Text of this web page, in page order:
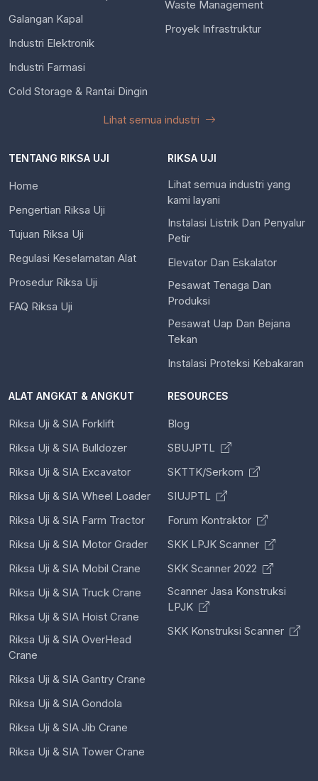
Galangan Kapal
Industri Elektronik
Industri Farmasi
Cold Storage & Rantai Dingin
Waste Management
Proyek Infrastruktur
Lihat semua industri
TENTANG RIKSA UJI
Home
Pengertian Riksa Uji
Tujuan Riksa Uji
Regulasi Keselamatan Alat
Prosedur Riksa Uji
FAQ Riksa Uji
RIKSA UJI
Lihat semua industri yang
kami layani
Instalasi Listrik Dan Penyalur
Petir
Elevator Dan Eskalator
Pesawat Tenaga Dan
Produksi
Pesawat Uap Dan Bejana
Tekan
Instalasi Proteksi Kebakaran
ALAT ANGKAT & ANGKUT
Riksa Uji & SIA Forklift
Riksa Uji & SIA Bulldozer
Riksa Uji & SIA Excavator
Riksa Uji & SIA Wheel Loader
Riksa Uji & SIA Farm Tractor
Riksa Uji & SIA Motor Grader
Riksa Uji & SIA Mobil Crane
Riksa Uji & SIA Truck Crane
Riksa Uji & SIA Hoist Crane
Riksa Uji & SIA OverHead
Crane
Riksa Uji & SIA Gantry Crane
Riksa Uji & SIA Gondola
Riksa Uji & SIA Jib Crane
Riksa Uji & SIA Tower Crane
RESOURCES
Blog
SBUJPTL
SKTTK/Serkom
SIUJPTL
Forum Kontraktor
SKK LPJK Scanner
SKK Scanner 2022
Scanner Jasa Konstruksi
LPJK
SKK Konstruksi Scanner